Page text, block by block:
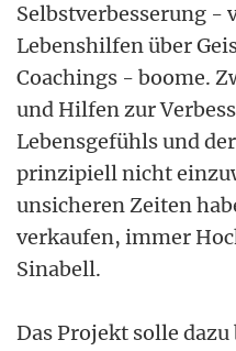
Selbstverbesserung -
Lebenshilfen über
Coachings - boome.
und Hilfen zur
Lebensgefühls und
prinzipiell nicht
unsicheren Zeiten
verkaufen, immer
Sinabell.
Das Projekt solle